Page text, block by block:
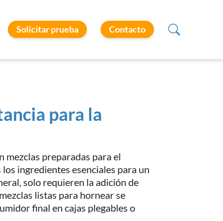
Solicitar prueba Contacto
para la
mezclas preparadas para el
ingredientes esenciales para un
solo requieren la adición de
listas para hornear se
final en cajas plegables o